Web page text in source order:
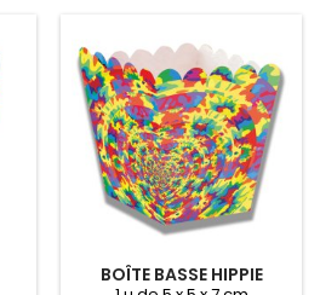
BOÎTE BASSE HIPPIE